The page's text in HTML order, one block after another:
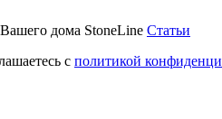
дома StoneLine Статьи
с политикой